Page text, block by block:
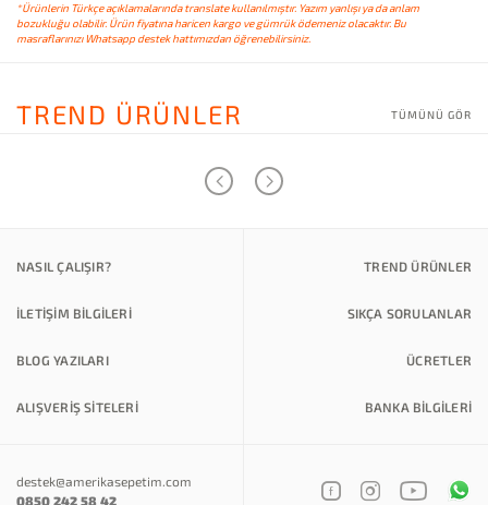
*Ürünlerin Türkçe açıklamalarında translate kullanılmıştır. Yazım yanlışı ya da anlam
bozukluğu olabilir. Ürün fiyatına haricen kargo ve gümrük ödemeniz olacaktır. Bu
masraflarınızı Whatsapp destek hattımızdan öğrenebilirsiniz.
TREND ÜRÜNLER TÜMÜNÜ GÖR
NASIL ÇALIŞIR? TREND ÜRÜNLER
İLETİŞİM BİLGİLERİ SIKÇA SORULANLAR
BLOG YAZILARI ÜCRETLER
ALIŞVERİŞ SİTELERİ BANKA BILGILERI
destek@amerikasepetim.com
0850 242 58 42